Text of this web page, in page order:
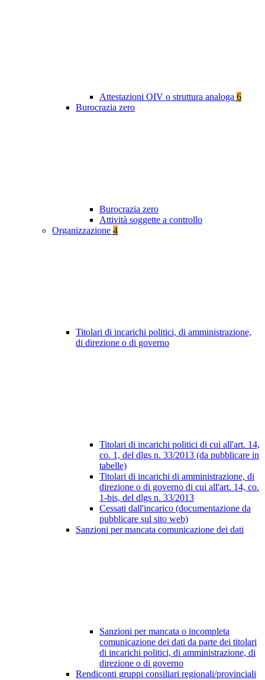
Attestazioni OIV o struttura analoga 6
Burocrazia zero
Burocrazia zero
Attività soggette a controllo
Organizzazione 4
Titolari di incarichi politici, di amministrazione,
di direzione o di governo
Titolari di incarichi politici di cui all'art. 14,
co. 1, del dlgs n. 33/2013 (da pubblicare in
tabelle)
Titolari di incarichi di amministrazione, di
direzione o di governo di cui all'art. 14, co.
1-bis, del dlgs n. 33/2013
Cessati dall'incarico (documentazione da
pubblicare sul sito web)
Sanzioni per mancata comunicazione dei dati
Sanzioni per mancata o incompleta
comunicazione dei dati da parte dei titolari
di incarichi politici, di amministrazione, di
direzione o di governo
Rendiconti gruppi consiliari regionali/provinciali